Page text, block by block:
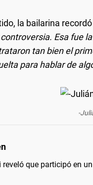
la bailarina
Esa fue
tan bien el
para hablar de
-
que participó en